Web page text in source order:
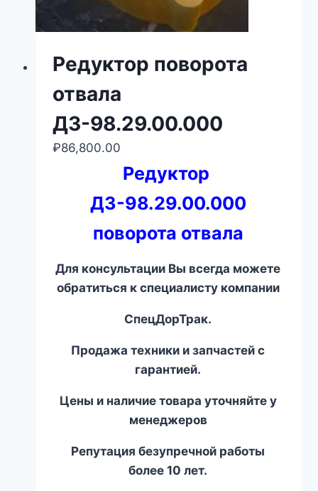
Редуктор поворота
отвала
ДЗ-98.29.00.000
₽86,800.00
Редуктор
ДЗ-98.29.00.000
поворота отвала
Для консультации Вы всегда можете
обратиться к специалисту компании
СпецДорТрак.
Продажа техники и запчастей с
гарантией.
Цены и наличие товара уточняйте у
менеджеров
Репутация безупречной работы
более 10 лет.